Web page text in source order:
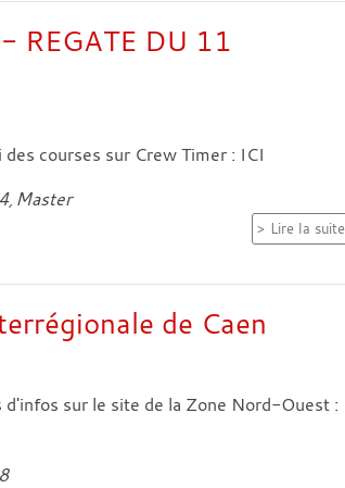
REGATE DU 11
courses sur Crew Timer : ICI
Master
Lire la suite
de Caen
sur le site de la Zone Nord-Ouest :